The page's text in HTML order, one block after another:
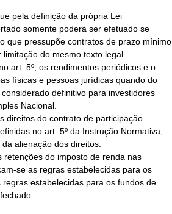
somente poderá ser efetuado se
que pressupõe contratos de prazo mínimo
do mesmo texto legal.
físicas e pessoas jurídicas quando do
definitivo para investidores
Nacional.
no art. 5º da Instrução Normativa,
alienação dos direitos.
se as regras estabelecidas para os
estabelecidas para os fundos de